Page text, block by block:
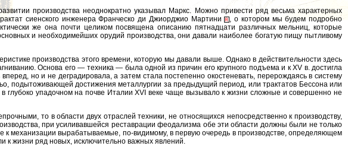
производства неоднократно указывал Маркс. Можно привести ряд весьма характерных
сиенского инженера Франческо ди Джиорджио Мартини
, о котором мы будем подробно
же она почти целиком посвящена описанию пятнадцати различных мельниц, которые
и необходимейших орудий производства, они давали наиболее богатую пищу пытливому
производства этого времени, которую мы давали выше. Однако в действительности здесь
Основа его — техника — была одной из причин его крупного подъема и к XV в. достигла
но и не деградировала, а затем стала постепенно окостеневать, перерождаясь в систему
подытоживающей достижения металлургии за предыдущий период, или трактатов Бессона или
глубоко упадочном на почве Италии XVI веке чаще вызывало к жизни сложные и совершенно не
то в области двух отраслей техники, не относящихся непосредственно к производству,
при усиливавшейся реставрации феодализма обе эти области должны были не только
к механизации вырабатываемые, по-видимому, в первую очередь в производстве, определяющем
к жизни ряд новых, исключительно важных явлений.